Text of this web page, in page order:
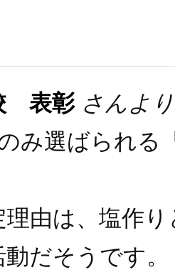
表彰 さんよ
み選ばられる
理由は、塩作
だそうです。